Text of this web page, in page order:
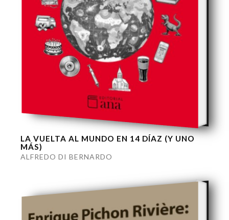
LA VUELTA AL MUNDO EN 14 DÍAZ (Y UNO
MÁS)
ALFREDO DI BERNARDO